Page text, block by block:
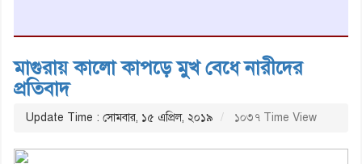
মাগুরায় কালো কাপড়ে মুখ বেধে নারীদের
প্রতিবাদ
Update Time : সোমবার, ১৫ এপ্রিল, ২০১৯ ১০৩৭ Time View